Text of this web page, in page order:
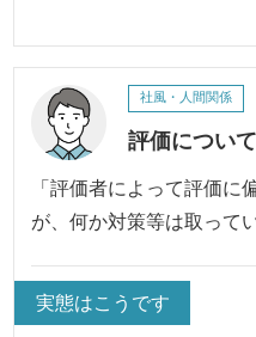
評価について
社風・人間関係
「評価者によって評価に
が、何か対策等は取って
実態はこうです